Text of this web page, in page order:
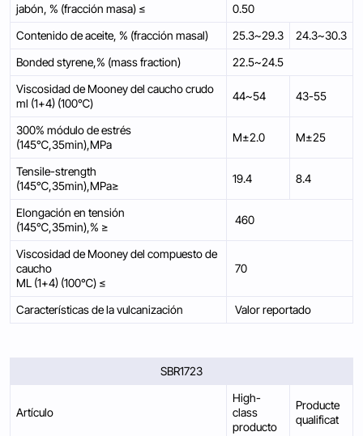
jabón, % (fracción masa) ≤
0.50
Contenido de aceite, % (fracción masal)
25.3~29.3
24.3~30.3
Bonded styrene,% (mass fraction)
22.5~24.5
Viscosidad de Mooney del caucho crudo
ml (1+4) (100℃)
44~54 43-55
300% módulo de estrés
(145℃,35min),MPa
M±2.0 M±25
Tensile-strength
(145℃,35min),MPa≥
19.4 8.4
Elongación en tensión
(145℃,35min),% ≥
460
Viscosidad de Mooney del compuesto de
caucho
ML (1+4) (100℃) ≤
70
Características de la vulcanización Valor reportado
SBR1723
Artículo
High-
class
producto
Producte
qualificat